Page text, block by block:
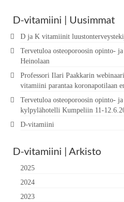
D-vitamiini | Uusimmat
D ja K vitamiinit
Tervetuloa osteoporoosin opinto-
Heinolaan
Professori Ilari Paakkarin
vitamiini parantaa koronapotilaan
Tervetuloa osteoporoosin opinto-
kylpylähotelli Kumpeliin 11-
D-vitamiini
D-vitamiini | Arkisto
2025
2024
2023